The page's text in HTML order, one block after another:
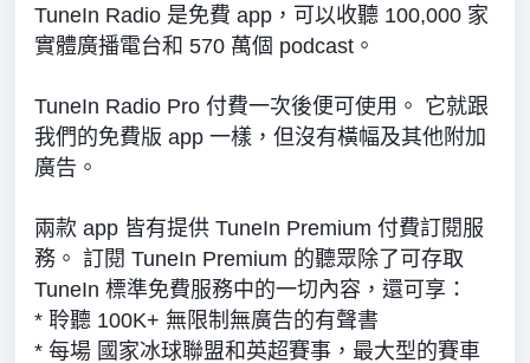
TuneIn Radio 是免費 app，可以收聽 100,000 家
實體廣播電台和 570 萬個 podcast。
TuneIn Radio Pro 付費一次後便可使用。 它就跟
我們的免費版 app 一樣，但沒有橫幅及其他附加
廣告。
兩款 app 皆有提供 TuneIn Premium 付費訂閱服
務。 訂閱 TuneIn Premium 的聽眾除了可存取
TuneIn 標準免費服務中的一切內容，還可享：
* 聆聽 100K+ 無限制無廣告的有聲書
* 每場 國家冰球聯盟和英超賽事，最大型的賽車